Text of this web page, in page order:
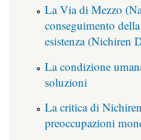
La Via di Mezzo
conseguimento
esistenza (Nichiren
La condizione
soluzioni
La critica di
preoccupazioni